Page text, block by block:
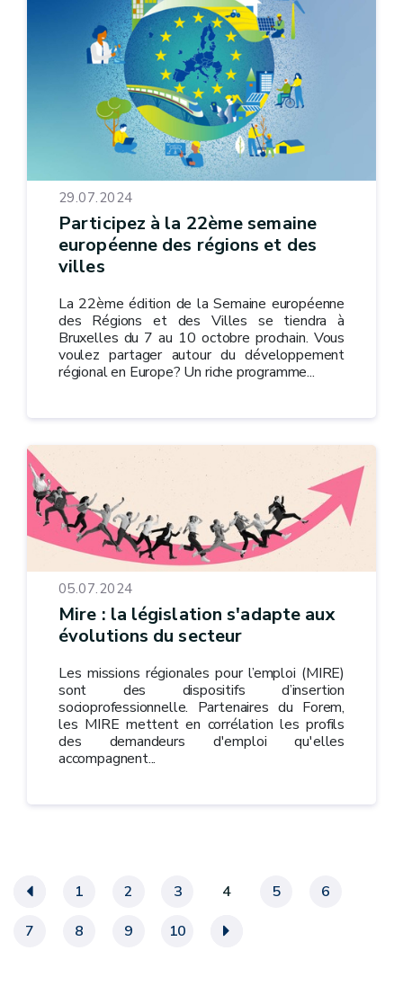
29.07.2024
Participez à la 22ème semaine
européenne des régions et des
villes
La 22ème édition de la Semaine européenne
des Régions et des Villes se tiendra à
Bruxelles du 7 au 10 octobre prochain. Vous
voulez partager autour du développement
régional en Europe? Un riche programme...
05.07.2024
Mire : la législation s'adapte aux
évolutions du secteur
Les missions régionales pour l’emploi (MIRE)
sont des dispositifs d’insertion
socioprofessionnelle. Partenaires du Forem,
les MIRE mettent en corrélation les profils
des demandeurs d'emploi qu'elles
accompagnent...
« 1 2 3 4 5
6
7
8 9 10 »